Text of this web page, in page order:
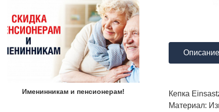
Именинникам и пенсионерам! Бесплатная
Описание
Кепка
Материал: